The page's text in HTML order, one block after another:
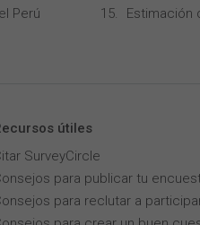
Perú
Estimación
útiles
SurveyCircle
para publicar tu
para reclutar a